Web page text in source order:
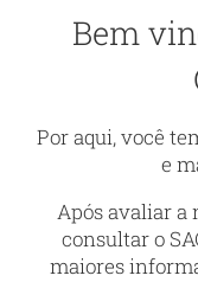
Bem
Por aqui, você
e
Após avaliar a
consultar o
maiores